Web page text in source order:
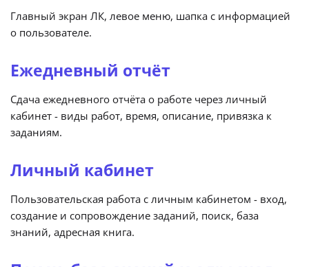
Главный экран ЛК, левое меню, шапка с информацией
о пользователе.
Ежедневный отчёт
Сдача ежедневного отчёта о работе через личный
кабинет - виды работ, время, описание, привязка к
заданиям.
Личный кабинет
Пользовательская работа с личным кабинетом - вход,
создание и сопровождение заданий, поиск, база
знаний, адресная книга.